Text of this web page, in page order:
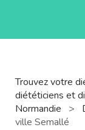
Trouvez votre
diététiciens et
Normandie
>
ville Semallé